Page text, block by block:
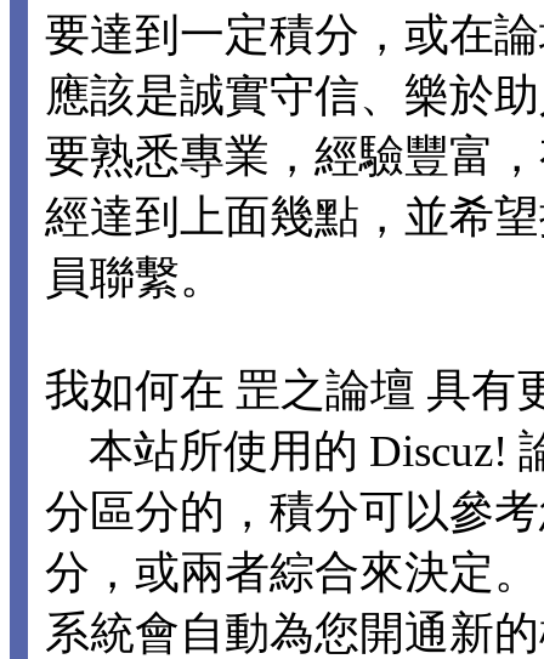
要達到一定積分，或在
應該是誠實守信、樂於
要熟悉專業，經驗豐富
經達到上面幾點，並希
員聯繫。
我如何在 罡之論壇 具有
本站所使用的 Discuz!
分區分的，積分可以參
分，或兩者綜合來決定
系統會自動為您開通新